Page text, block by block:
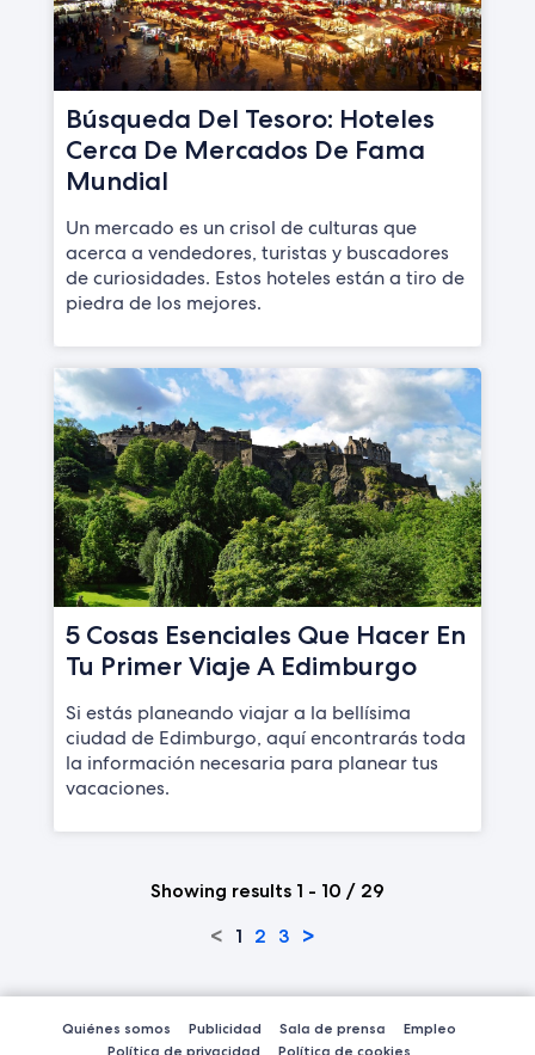
Búsqueda Del Tesoro: Hoteles
Cerca De Mercados De Fama
Mundial
Un mercado es un crisol de culturas que
acerca a vendedores, turistas y buscadores
de curiosidades. Estos hoteles están a tiro de
piedra de los mejores.
5 Cosas Esenciales Que Hacer En
Tu Primer Viaje A Edimburgo
Si estás planeando viajar a la bellísima
ciudad de Edimburgo, aquí encontrarás toda
la información necesaria para planear tus
vacaciones.
Showing results 1 - 10 / 29
< 1 2 3 >
Quiénes somos Publicidad Sala de prensa
Empleo
Política de privacidad
Política de cookies